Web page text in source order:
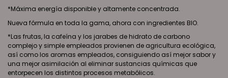
*Máxima energía disponible y altamente concentrada.
Nueva fórmula en toda la gama, ahora con ingredientes BIO.
*Las frutas, la cafeína y los jarabes de hidrato de carbono
complejo y simple empleados provienen de agricultura ecológica,
así como los aromas empleados, consiguiendo así mejor sabor y
una mejor asimilación al eliminar sustancias químicas que
entorpecen los distintos procesos metabólicos.